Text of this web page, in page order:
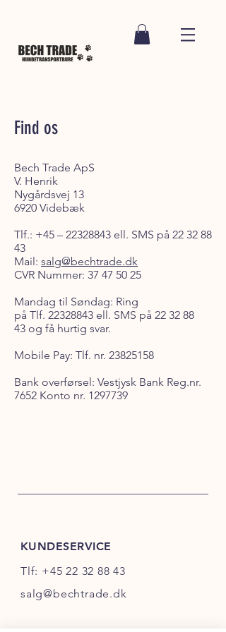
Find os
Bech Trade ApS
V. Henrik
Nygårdsvej 13
6920 Videbæk
Tlf.: +45 – 22328843 ell. SMS på 22 32 88
43
Mail: salg@bechtrade.dk
CVR Nummer: 37 47 50 25
Mandag til Søndag: Ring
på Tlf. 22328843 ell. SMS på 22 32 88
43 og få hurtig svar.
Mobile Pay: Tlf. nr. 23825158
Bank overførsel: Vestjysk Bank Reg.nr.
7652 Konto nr. 1297739
KUNDESERVICE
Tlf: +45 22 32 88 43
salg@bechtrade.dk